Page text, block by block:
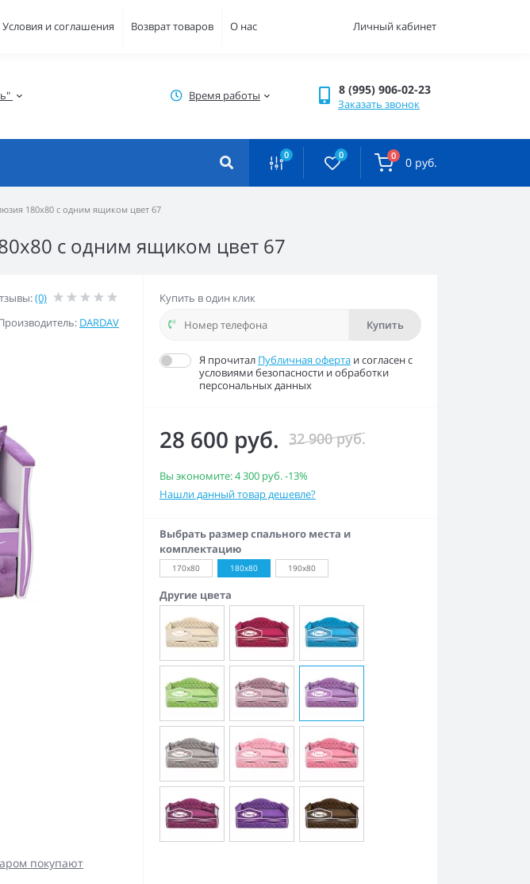
Условия и соглашения Возврат товаров О нас Личный кабинет
Время работы 8 (995) 906-02-23
Заказать звонок
0 0 0 0 руб.
180x80 с одним ящиком цвет 67
с одним ящиком цвет 67
(0)
DARDAV
покупают
Купить в один клик
Купить
Я прочитал Публичная оферта и согласен с
условиями безопасности и обработки
персональных данных
28 600 руб. 32 900 руб.
Вы экономите:4 300 руб.-13%
Нашли данный товар дешевле?
Выбрать размер спального места и
комплектацию
170x80 180х80 190х80
Другие цвета